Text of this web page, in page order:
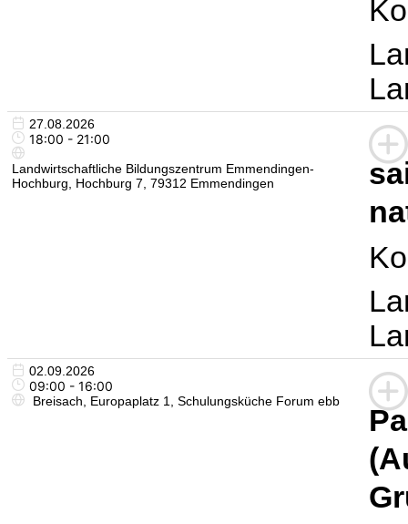
27.08.2026
18:00 - 21:00
Landwirtschaftliche Bildungszentrum Emmendingen-
Hochburg, Hochburg 7, 79312 Emmendingen
02.09.2026
09:00 - 16:00
Breisach, Europaplatz 1, Schulungsküche Forum ebb